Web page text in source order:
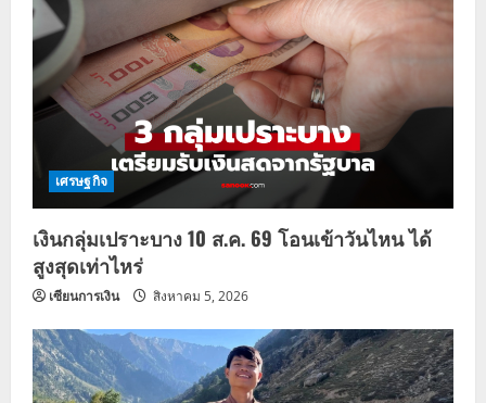
เศรษฐกิจ
เงินกลุ่มเปราะบาง 10 ส.ค. 69 โอนเข้าวันไหน ได้
สูงสุดเท่าไหร่
เซียนการเงิน สิงหาคม 5, 2026